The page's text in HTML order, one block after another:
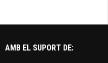
AMB EL SUPORT DE: